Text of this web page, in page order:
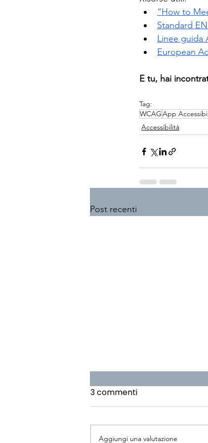
“How to
Standard
Linee guida
European
E tu, hai
Tag:
WCAGApp
Accessibilità
Post recenti
3 commenti
Aggiungi una valutazione